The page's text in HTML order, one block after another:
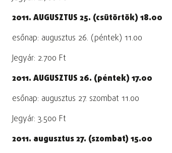
2011. AUGUSZTUS 25. (csütörtök) 18.00
esőnap: augusztus 26. (péntek) 11.00
Jegyár: 2.700 Ft
2011. AUGUSZTUS 26. (péntek) 17.00
esőnap: augusztus 27. szombat 11.00
Jegyár: 3.500 Ft
2011. augusztus 27. (szombat) 15.00